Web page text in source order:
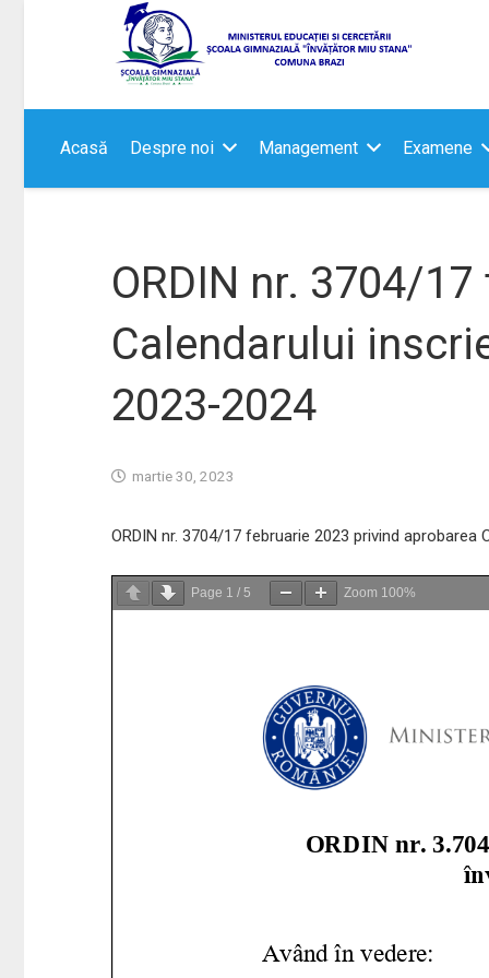
Acasă Despre noi Management Examene
ORDIN nr. 3704/
Calendarului
2023-2024
martie 30, 2023
ORDIN nr. 3704/17 februarie 2023 privind
Page 1 / 5 Zoom 100%